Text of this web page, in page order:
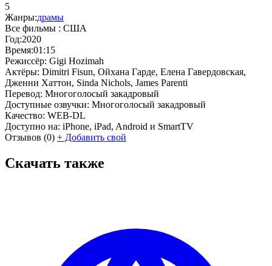
5
Жанры:драмы
Все фильмы : США
Год:2020
Время:01:15
Режиссёр: Gigi Hozimah
Актёры: Dimitri Fisun, Ойхана Гарде, Елена Гавердовская,
Дженни Хаттон, Sinda Nichols, James Parenti
Перевод: Многоголосый закадровый
Доступные озвучки: Многоголосый закадровый
Качество: WEB-DL
Доступно на: iPhone, iPad, Android и SmartTV
Отзывов (0) + Добавить свой
Скачать также